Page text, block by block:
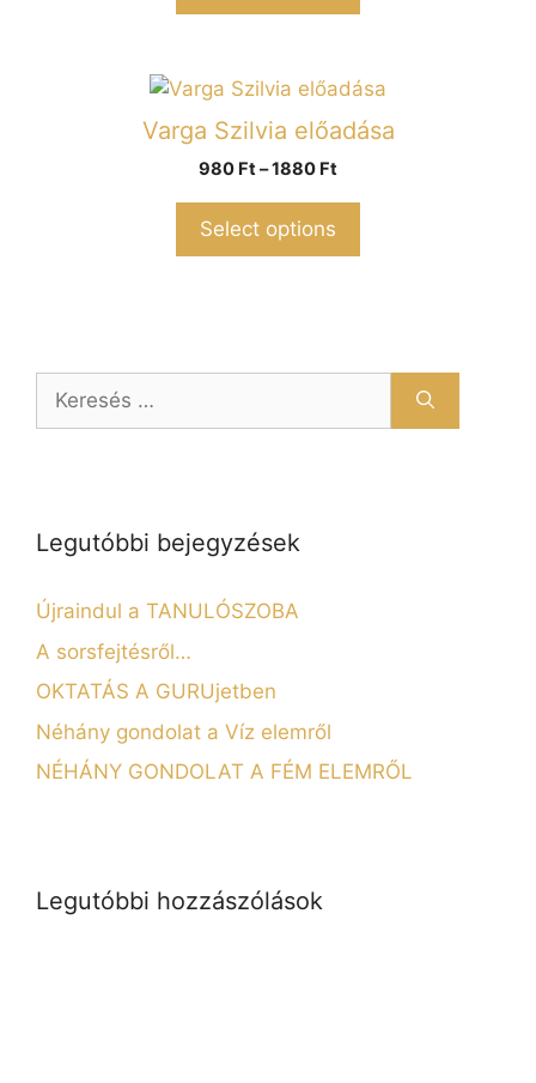
Varga Szilvia előadása
980 Ft–1880 Ft
Select options
Legutóbbi bejegyzések
Újraindul a TANULÓSZOBA
A sorsfejtésről…
OKTATÁS A GURUjetben
Néhány gondolat a Víz elemről
NÉHÁNY GONDOLAT A FÉM ELEMRŐL
Legutóbbi hozzászólások